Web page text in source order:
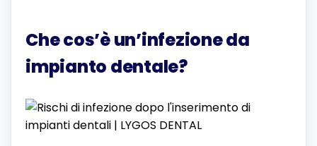
Che cos’è un’infezione da
impianto dentale?